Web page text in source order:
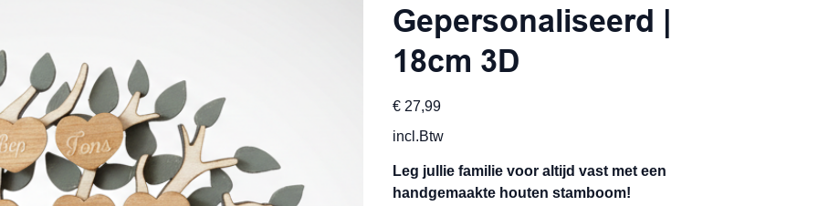
Gepersonaliseerd |
18cm 3D
Prijs
€ 27,99
incl.Btw
Leg jullie familie voor altijd vast met een
handgemaakte houten stamboom!